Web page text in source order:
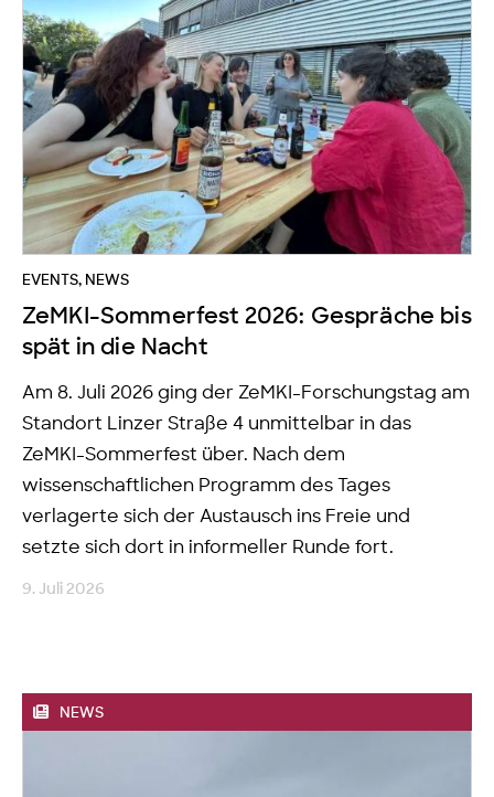
EVENTS, NEWS
ZeMKI-Sommerfest 2026: Gespräche bis
spät in die Nacht
Am 8. Juli 2026 ging der ZeMKI-Forschungstag am
Standort Linzer Straße 4 unmittelbar in das
ZeMKI-Sommerfest über. Nach dem
wissenschaftlichen Programm des Tages
verlagerte sich der Austausch ins Freie und
setzte sich dort in informeller Runde fort.
9. Juli 2026
NEWS